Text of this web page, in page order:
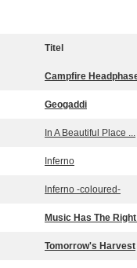
Titel
Campfire
Geogaddi
In A Beautiful Place ...
Inferno
Inferno -coloured-
Music Has The
Tomorrow's Harvest